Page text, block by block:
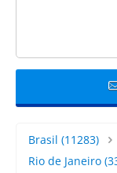
Brasil (11283)
Rio de Janeiro